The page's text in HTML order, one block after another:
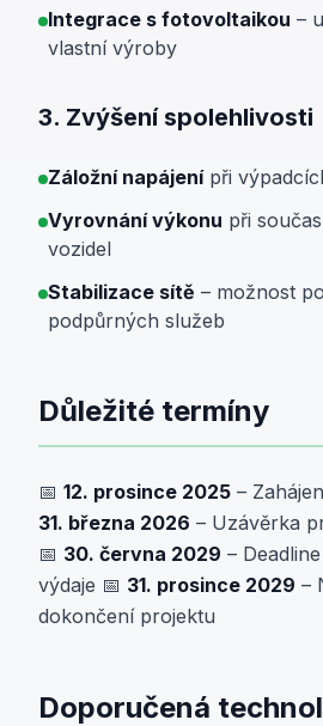
Integrace s fotovoltaikou –
vlastní výroby
3. Zvýšení spolehlivosti
Záložní napájenípři
Vyrovnání výkonu při
vozidel
Stabilizace sítě – možnost
podpůrných služeb
Důležité termíny
📅 12. prosince 2025 –
31. března 2026 – Uzávěrka
📅 30. června 2029 –
výdaje 📅 31. prosince 2029 –
dokončení projektu
Doporučená